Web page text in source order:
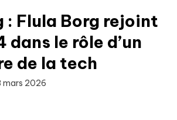
: Flula Borg rejoint
dans le rôle d’un
de la tech
mars 2026